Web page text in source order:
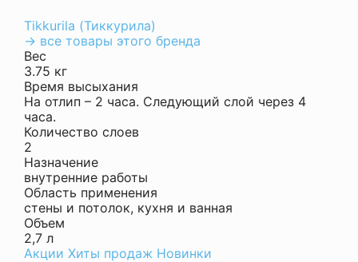
Tikkurila (Тиккурила)
→ все товары этого бренда
Вес
3.75 кг
Время высыхания
На отлип – 2 часа. Следующий слой через 4
часа.
Количество слоев
2
Назначение
внутренние работы
Область применения
стены и потолок, кухня и ванная
Объем
2,7 л
Акции Хиты продаж Новинки